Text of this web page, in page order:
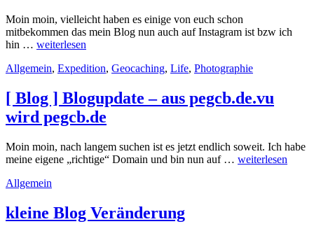
Moin moin, vielleicht haben es einige von euch schon
mitbekommen das mein Blog nun auch auf Instagram ist bzw ich
hin … [
]
–
[
P-
GC-
B
nun
Instagram
weiterlesen
Allgemein, Expedition, Geocaching, Life, Photographie
[ Blog ] Blogupdate – aus pegcb.de.vu
wird pegcb.de
Moin moin, nach langem suchen ist es jetzt endlich soweit. Ich habe
meine eigene „richtige“ Domain und bin nun auf … [weiterlesen
Allgemein
kleine Blog Veränderung